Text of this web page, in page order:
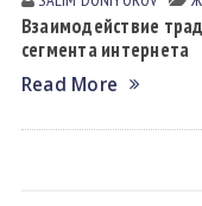
Взаимодействие
сегмента интернета
Read More